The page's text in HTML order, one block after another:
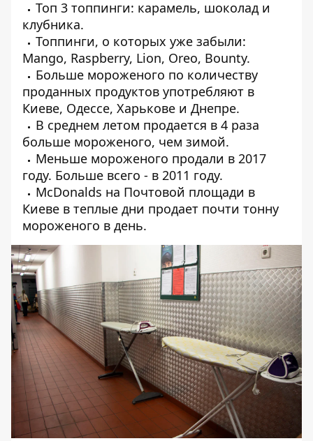
Топ 3 топпинги: карамель, шоколад и
клубника.
Топпинги, о которых уже забыли:
Mango, Raspberry, Lion, Oreo, Bounty.
Больше мороженого по количеству
проданных продуктов употребляют в
Киеве, Одессе, Харькове и Днепре.
В среднем летом продается в 4 раза
больше мороженого, чем зимой.
Меньше мороженого продали в 2017
году. Больше всего - в 2011 году.
McDonalds на Почтовой площади в
Киеве в теплые дни продает почти тонну
мороженого в день.